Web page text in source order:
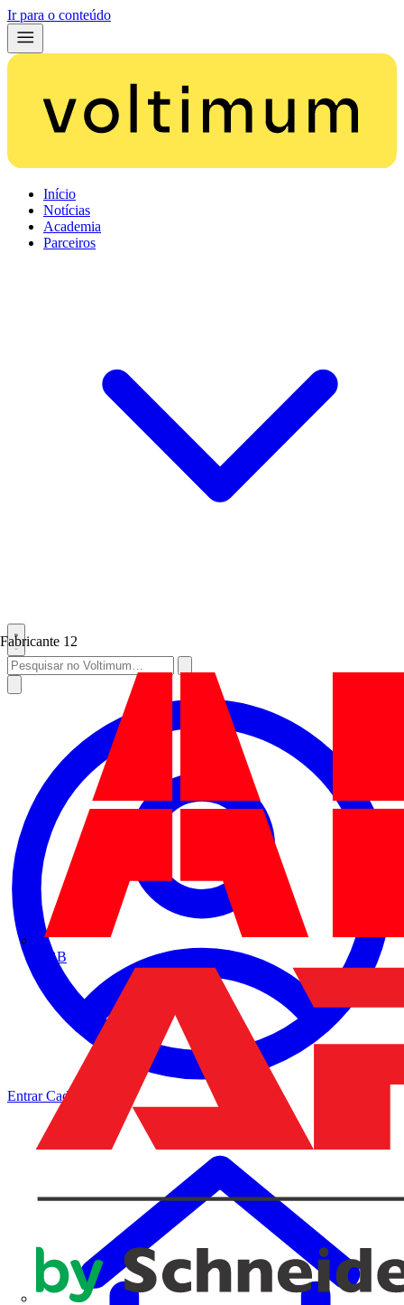
Ir para o conteúdo
Início
Notícias
Academia
Parceiros
Fabricante 12
ABB
EntrarCadastrar